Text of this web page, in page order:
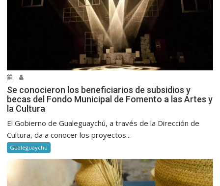
Se conocieron los beneficiarios de subsidios y
becas del Fondo Municipal de Fomento a las Artes y
la Cultura
El Gobierno de Gualeguaychú, a través de la Dirección de
Cultura, da a conocer los proyectos...
Gualeguaychú